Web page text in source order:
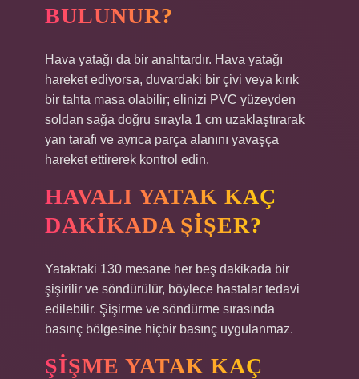
BULUNUR?
Hava yatağı da bir anahtardır. Hava yatağı
hareket ediyorsa, duvardaki bir çivi veya kırık
bir tahta masa olabilir; elinizi PVC yüzeyden
soldan sağa doğru sırayla 1 cm uzaklaştırarak
yan tarafı ve ayrıca parça alanını yavaşça
hareket ettirerek kontrol edin.
HAVALI YATAK KAÇ
DAKIKADA ŞIŞER?
Yataktaki 130 mesane her beş dakikada bir
şişirilir ve söndürülür, böylece hastalar tedavi
edilebilir. Şişirme ve söndürme sırasında
basınç bölgesine hiçbir basınç uygulanmaz.
ŞIŞME YATAK KAÇ